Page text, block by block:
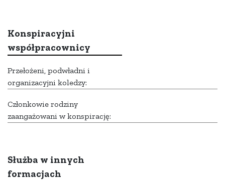
Konspiracyjni
współpracownicy
Przełożeni, podwładni i
organizacyjni koledzy:
Członkowie rodziny
zaangażowani w konspirację:
Służba w innych
formacjach